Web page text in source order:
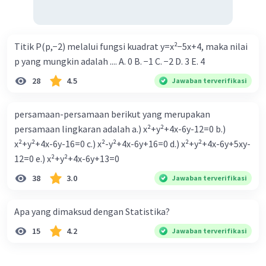
Iklan
Titik P(p,−2) melalui fungsi kuadrat y=x²−5x+4, maka nilai
p yang mungkin adalah .... A. 0 B. −1 C. −2 D. 3 E. 4
28 4.5 Jawaban terverifikasi
persamaan-persamaan berikut yang merupakan
persamaan lingkaran adalah a.) x²+y²+4x-6y-12=0 b.)
x²+y²+4x-6y-16=0 c.) x²-y²+4x-6y+16=0 d.) x²+y²+4x-6y+5xy-
12=0 e.) x²+y²+4x-6y+13=0
38 3.0 Jawaban terverifikasi
Apa yang dimaksud dengan Statistika?
15 4.2 Jawaban terverifikasi